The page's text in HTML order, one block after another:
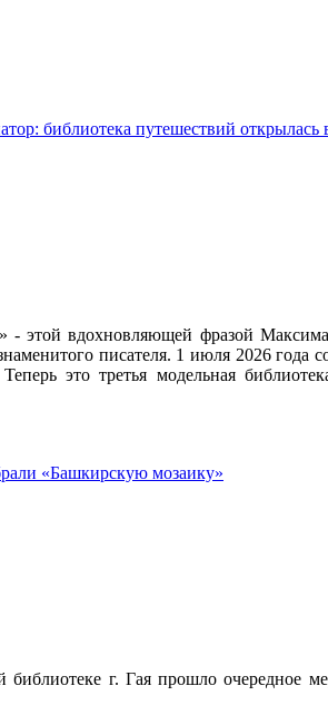
библиотека путешествий открылась
этой вдохновляющей фразой Максима
писателя. 1 июля 2026 года
это третья модельная
«Башкирскую мозаику»
г. Гая прошло очередное